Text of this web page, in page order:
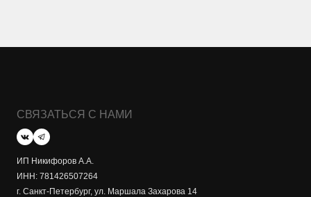
СВЯЗАТЬСЯ С НАМИ
ИП Никифоров А.А.
ИНН: 781426507264
г. Санкт-Петербург, ул. Маршала Захарова 14